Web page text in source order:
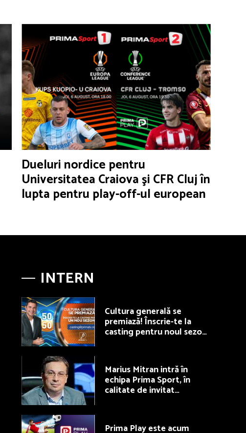
Dueluri nordice pentru
Universitatea Craiova şi CFR Cluj în
lupta pentru play-off-ul european
INTERN
Cultura generală se
premiază! Înscrie-te la
casting pentru noul sezon
Marius Mitran intră în
echipa Prima Sport, în
calitate de invitat
Prima Play este acum